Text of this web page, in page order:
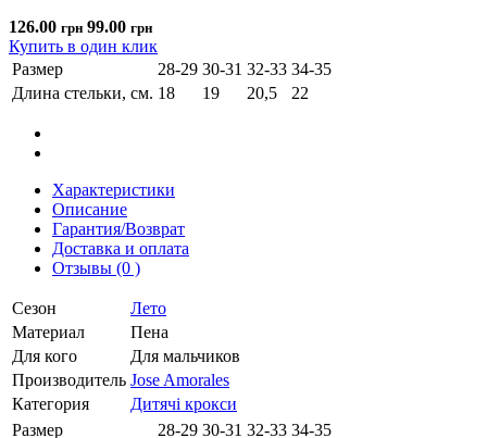
126.00 грн 99.00 грн
Купить в один клик
Размер
28-29 30-31 32-33 34-35
Длина стельки, см. 18 19 20,5 22
Характеристики
Описание
Гарантия/Возврат
Доставка и оплата
Отзывы (0 )
Сезон
Лето
Материал
Пена
Для кого
Для мальчиков
Производитель Jose Amorales
Категория
Дитячі крокси
Размер
28-29 30-31 32-33 34-35